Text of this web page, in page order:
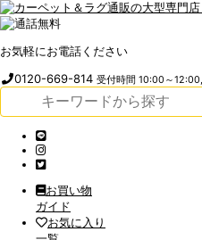
お気軽にお電話ください
0120-669-814受付時間 10:00～
お買い物
ガイド
お気に入り